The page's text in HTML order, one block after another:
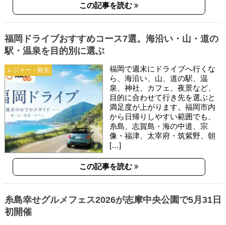
この記事を読む
レジャー・観光
福岡ドライブおすすめコース7選。海沿い・山・道の
駅・温泉を目的別に選ぶ
福岡で週末にドライブへ行くな
ら、海沿い、山、道の駅、温
泉、神社、カフェ、夜景など、
目的に合わせて行き先を選ぶと
満足度が上がります。福岡市内
から日帰りしやすい範囲でも、
糸島、志賀島・海の中道、宗
像・福津、太宰府・筑紫野、朝
[…]
この記事を読む
糸島幸せグルメフェス2026が志摩中央公園で5月31日
初開催